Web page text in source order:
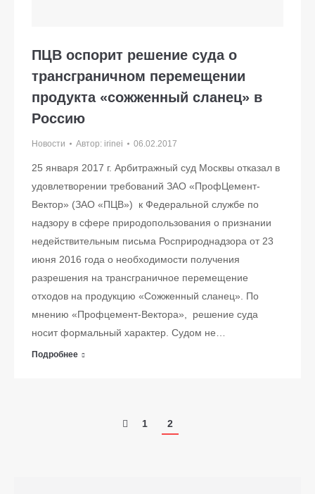
ПЦВ оспорит решение суда о
трансграничном перемещении
продукта «сожженный сланец» в
Россию
Новости Автор: irinei 06.02.2017
25 января 2017 г. Арбитражный суд Москвы отказал в
удовлетворении требований ЗАО «ПрофЦемент-
Вектор» (ЗАО «ПЦВ») к Федеральной службе по
надзору в сфере природопользования о признании
недействительным письма Росприроднадзора от 23
июня 2016 года о необходимости получения
разрешения на трансграничное перемещение
отходов на продукцию «Сожженный сланец». По
мнению «Профцемент-Вектора», решение суда
носит формальный характер. Судом не…
Подробнее
1 2